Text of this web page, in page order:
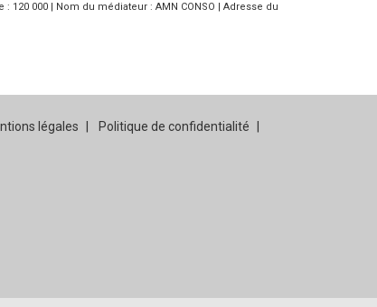
120 000 | Nom du médiateur : AMN CONSO | Adresse du
légales Politique de confidentialité